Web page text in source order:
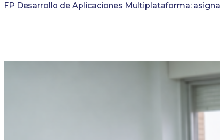
FP Desarrollo de Aplicaciones Multiplataforma: